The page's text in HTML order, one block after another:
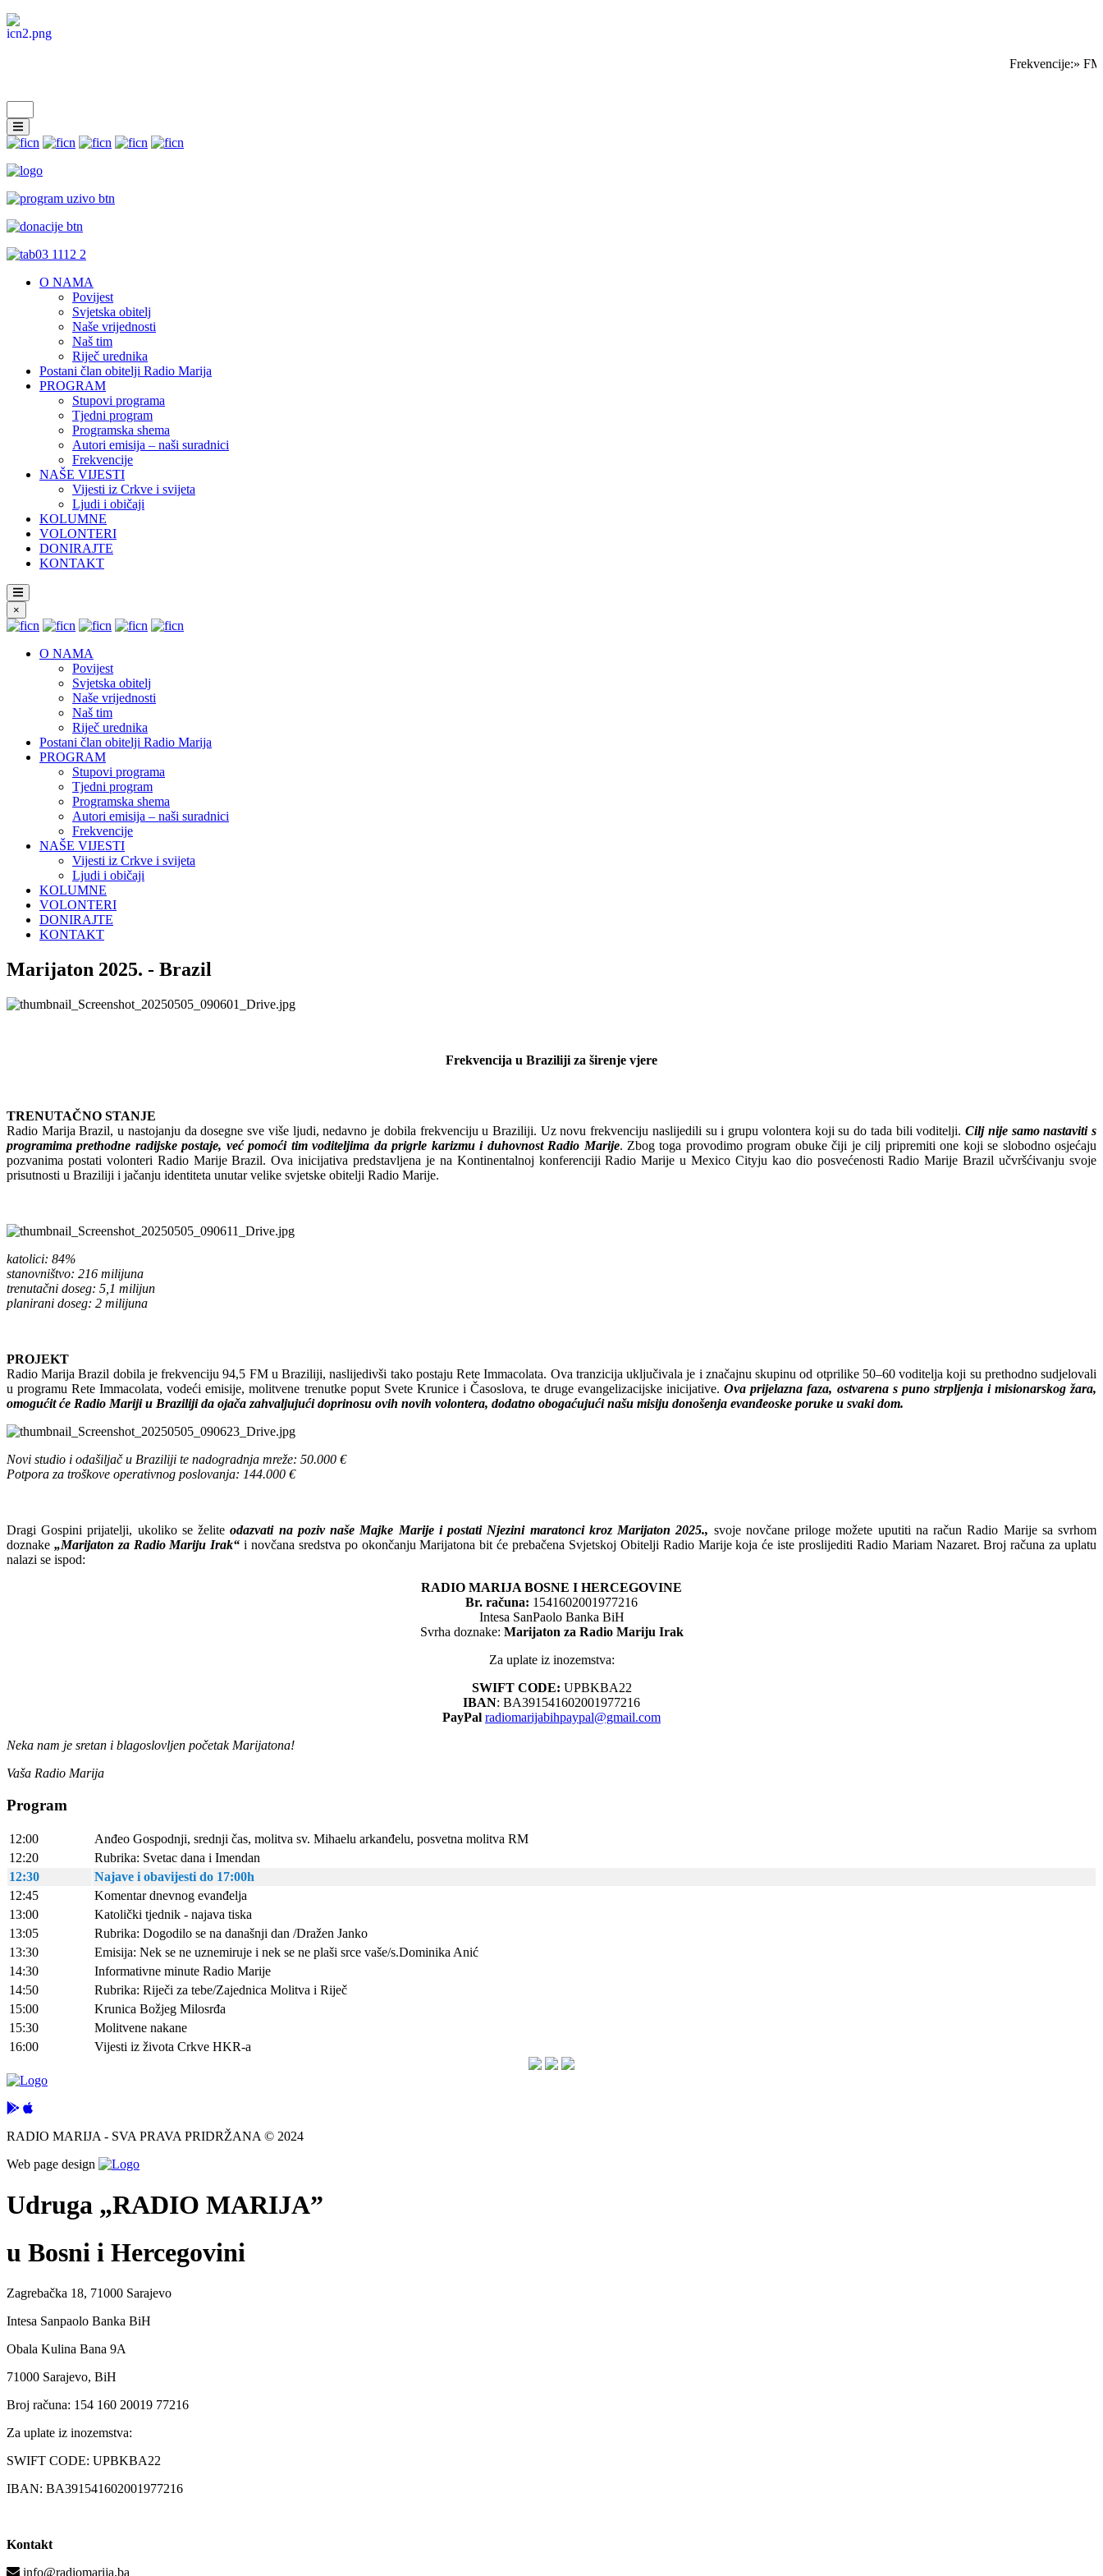
Frekvencije:»
O NAMA
Povijest
Svjetska obitelj
Naše vrijednosti
Naš tim
Riječ urednika
Postani član obitelji Radio Marija
PROGRAM
Stupovi programa
Tjedni program
Programska shema
Autori emisija – naši suradnici
Frekvencije
NAŠE VIJESTI
Vijesti iz Crkve i svijeta
Ljudi i običaji
KOLUMNE
VOLONTERI
DONIRAJTE
KONTAKT
×
O NAMA
Povijest
Svjetska obitelj
Naše vrijednosti
Naš tim
Riječ urednika
Postani član obitelji Radio Marija
PROGRAM
Stupovi programa
Tjedni program
Programska shema
Autori emisija – naši suradnici
Frekvencije
NAŠE VIJESTI
Vijesti iz Crkve i svijeta
Ljudi i običaji
KOLUMNE
VOLONTERI
DONIRAJTE
KONTAKT
Marijaton 2025. - Brazil
Frekvencija u Braziliji za širenje vjere
TRENUTAČNO STANJE
Radio Marija Brazil, u nastojanju da dosegne sve više ljudi, nedavno je dobila frekvenciju u Braziliji. Uz novu frekvenciju naslijedili su i grupu volontera koji su do tada bili voditelji. Cilj nije samo nastaviti s
programima prethodne radijske postaje, već pomoći tim voditeljima da prigrle karizmu i duhovnost Radio Marije. Zbog toga provodimo program obuke čiji je cilj pripremiti one koji se slobodno osjećaju
pozvanima postati volonteri Radio Marije Brazil. Ova inicijativa predstavljena je na Kontinentalnoj konferenciji Radio Marije u Mexico Cityju kao dio posvećenosti Radio Marije Brazil učvršćivanju svoje
prisutnosti u Braziliji i jačanju identiteta unutar velike svjetske obitelji Radio Marije.
katolici: 84%
stanovništvo: 216 milijuna
trenutačni doseg: 5,1 milijun
planirani doseg: 2 milijuna
PROJEKT
Radio Marija Brazil dobila je frekvenciju 94,5 FM u Braziliji, naslijedivši tako postaju Rete Immacolata. Ova tranzicija uključivala je i značajnu skupinu od otprilike 50–60 voditelja koji su prethodno sudjelovali
u programu Rete Immacolata, vodeći emisije, molitvene trenutke poput Svete Krunice i Časoslova, te druge evangelizacijske inicijative.Ova prijelazna faza, ostvarena s puno strpljenja i misionarskog žara,
omogućit će Radio Mariji u Braziliji da ojača zahvaljujući doprinosu ovih novih volontera, dodatno obogaćujući našu misiju donošenja evanđeoske poruke u svaki dom.
Novi studio i odašiljač u Braziliji te nadogradnja mreže: 50.000 €
Potpora za troškove operativnog poslovanja: 144.000 €
Dragi Gospini prijatelji, ukoliko se želiteodazvati na poziv naše Majke Marije i postati Njezini maratonci kroz Marijaton 2025., svoje novčane priloge možete uputiti na račun Radio Marije sa svrhom
doznake „Marijaton za Radio Mariju Irak“ i novčana sredstva po okončanju Marijatona bit će prebačena Svjetskoj Obitelji Radio Marije koja će iste proslijediti Radio Mariam Nazaret. Broj računa za uplatu
nalazi se ispod:
RADIO MARIJA BOSNE I HERCEGOVINE
Br. računa: 1541602001977216
Intesa SanPaolo Banka BiH
Svrha doznake: Marijaton za Radio Mariju Irak
Za uplate iz inozemstva:
SWIFT CODE: UPBKBA22
IBAN: BA391541602001977216
PayPal radiomarijabihpaypal@gmail.com
Neka nam je sretan i blagoslovljen početak Marijatona!
Vaša Radio Marija
Program
12:00
Anđeo Gospodnji, srednji čas, molitva sv. Mihaelu arkanđelu, posvetna molitva RM
12:20
Rubrika: Svetac dana i Imendan
12:30
Najave i obavijesti do 17:00h
12:45
Komentar dnevnog evanđelja
13:00
Katolički tjednik - najava tiska
13:05
Rubrika: Dogodilo se na današnji dan /Dražen Janko
13:30
Emisija: Nek se ne uznemiruje i nek se ne plaši srce vaše/s.Dominika Anić
14:30
Informativne minute Radio Marije
14:50
Rubrika: Riječi za tebe/Zajednica Molitva i Riječ
15:00
Krunica Božjeg Milosrđa
15:30
Molitvene nakane
16:00
Vijesti iz života Crkve HKR-a
RADIO MARIJA - SVA PRAVA PRIDRŽANA © 2024
Web page design
Udruga „RADIO MARIJA”
u Bosni i Hercegovini
Zagrebačka 18, 71000 Sarajevo
Intesa Sanpaolo Banka BiH
Obala Kulina Bana 9A
71000 Sarajevo, BiH
Broj računa: 154 160 20019 77216
Za uplate iz inozemstva:
SWIFT CODE: UPBKBA22
IBAN: BA391541602001977216
Kontakt
info@radiomarija.ba